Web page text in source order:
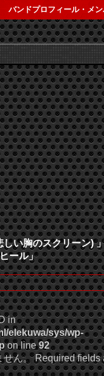
バンドプロフィール・メ
い胸のスクリーン)
ール」
in
elekuwa/sys/wp-
on line92
ん。 Required fields